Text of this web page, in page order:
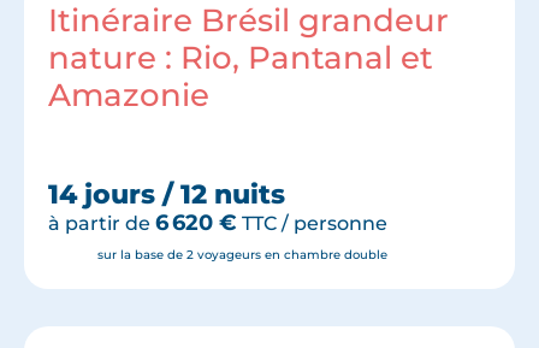
Itinéraire Brésil grandeur
nature : Rio, Pantanal et
Amazonie
14 jours / 12 nuits
à partir de 6 620 € TTC / personne
sur la base de 2 voyageurs en chambre double